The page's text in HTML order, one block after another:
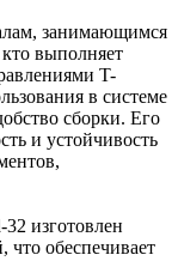
занимающимся
выполняет
T-
в системе
сборки. Его
и устойчивость
изготовлен
обеспечивает